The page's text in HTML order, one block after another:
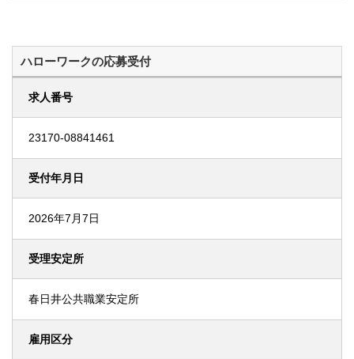
ハローワークの応募受付
求人番号
23170-08841461
受付年月日
2026年7月7日
受理安定所
春日井公共職業安定所
雇用区分